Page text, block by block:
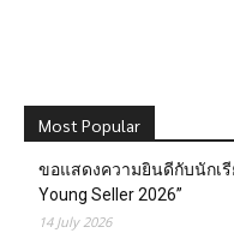
Most Popular
ขอแสดงความยินดีกับนักเรี
Young Seller 2026”
14 July 2026